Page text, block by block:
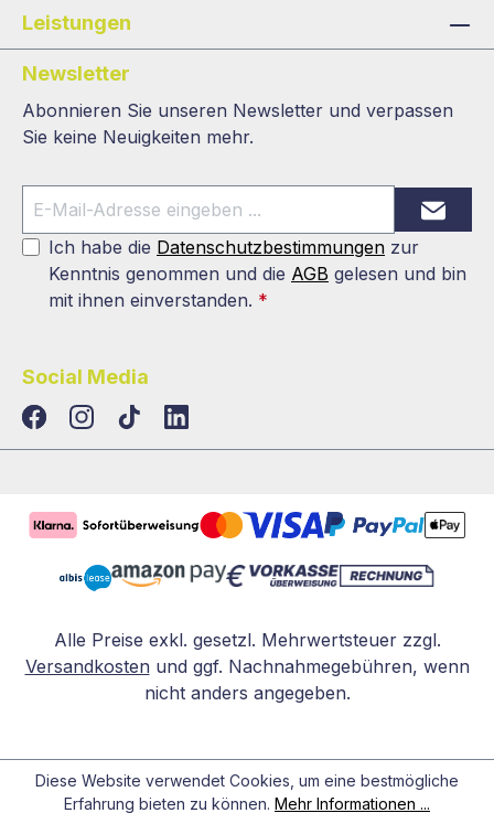
Leistungen
Newsletter
Abonnieren Sie unseren Newsletter und verpassen
Sie keine Neuigkeiten mehr.
Ich habe die Datenschutzbestimmungen zur
Kenntnis genommen und die AGB gelesen und bin
mit ihnen einverstanden. *
Social Media
TikTokLinkedIn
Alle Preise exkl. gesetzl. Mehrwertsteuer zzgl.
Versandkosten und ggf. Nachnahmegebühren, wenn
nicht anders angegeben.
Diese Website verwendet Cookies, um eine bestmögliche
Erfahrung bieten zu können. Mehr Informationen ...